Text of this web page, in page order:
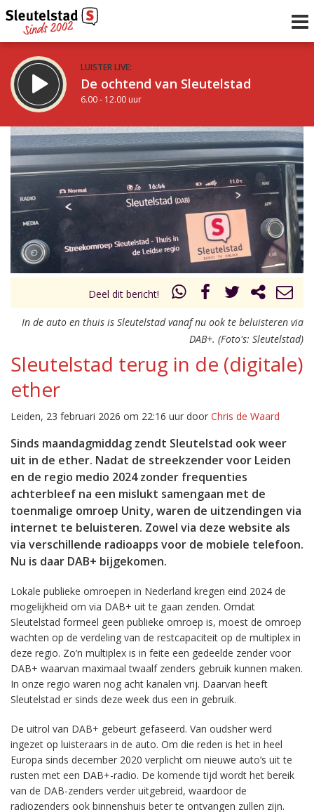
LUISTER LIVE:
De ochtend van Sleutelstad
6.00 - 12.00 uur
STRAKS:
De middag van Sleutelstad
12.00 - 18.00 uur
Vorig uur
uur 1 van 0 Volgend uur
Deel dit bericht!
In de auto en thuis is Sleutelstad vanaf nu ook te beluisteren via
DAB+. (Foto's: Sleutelstad)
Sleutelstad terug in de (digitale)
ether
Leiden, 23 februari 2026 om 22:16 uur door Chris de Waard
Sinds maandagmiddag zendt Sleutelstad ook weer
uit in de ether. Nadat de streekzender voor Leiden
en de regio medio 2024 zonder frequenties
achterbleef na een mislukt samengaan met de
toenmalige omroep Unity, waren de uitzendingen via
internet te beluisteren. Zowel via deze website als
via verschillende radioapps voor de mobiele telefoon.
Nu is daar DAB+ bijgekomen.
Lokale publieke omroepen in Nederland kregen eind 2024 de
mogelijkheid om via DAB+ uit te gaan zenden. Omdat
Sleutelstad formeel geen publieke omroep is, moest de omroep
wachten op de verdeling van de restcapaciteit op de multiplex in
deze regio. Zo’n multiplex is in feite een gedeelde zender voor
DAB+ waarvan maximaal twaalf zenders gebruik kunnen maken.
In onze regio waren nog acht kanalen vrij. Daarvan heeft
Sleutelstad er sinds deze week dus een in gebruik.
De uitrol van DAB+ gebeurt gefaseerd. Van oudsher werd
ingezet op luisteraars in de auto. Om die reden is het in heel
Europa sinds december 2020 verplicht om nieuwe auto’s uit te
rusten met een DAB+-radio. De komende tijd wordt het bereik
van de DAB-zenders verder uitgebreid, waardoor de
radiozenders ook binnenshuis beter te ontvangen zullen zijn.